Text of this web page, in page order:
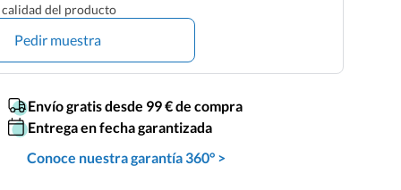
del producto
Pedir muestra
Envío gratis desde 99 € de compra
Entrega en fecha garantizada
Conoce nuestra garantía 360° >